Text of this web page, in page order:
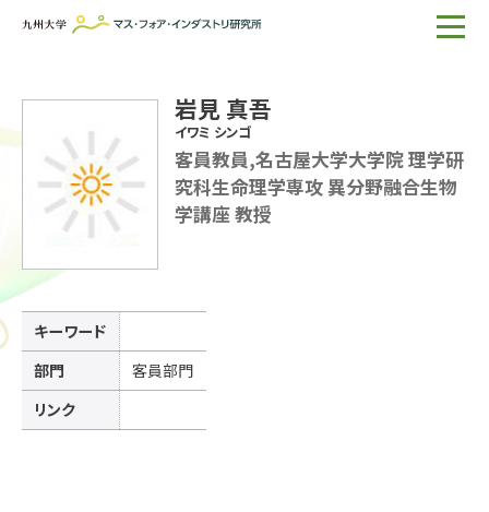
IMIについて
組織・所員
研究活動
サイト内検索
岩見 真吾
イワミ シンゴ
客員教員,名古屋大学大学院 理学研
究科生命理学専攻 異分野融合生物
学講座 教授
キーワード
部門
客員部門
リンク